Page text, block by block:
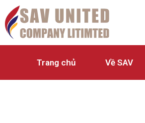
Trang chủ Về SAV